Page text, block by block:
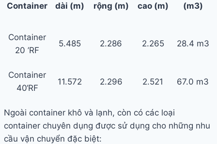
Container
dài (m)
rộng (m)
cao (m)
(m3)
Container
20 ’RF
5.485 2.286 2.265 28.4 m3
Container
40‘RF
11.572 2.296 2.521 67.0 m3
Ngoài container khô và lạnh, còn có các loại
container chuyên dụng được sử dụng cho những nhu
cầu vận chuyển đặc biệt: